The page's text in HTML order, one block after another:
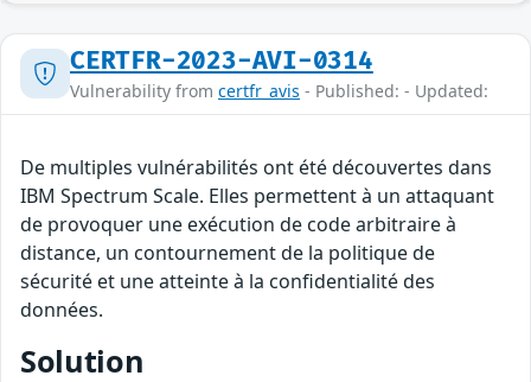
CERTFR-2023-AVI-0314
Vulnerability from certfr_avis - Published: - Updated:
De multiples vulnérabilités ont été découvertes dans
IBM Spectrum Scale. Elles permettent à un attaquant
de provoquer une exécution de code arbitraire à
distance, un contournement de la politique de
sécurité et une atteinte à la confidentialité des
données.
Solution